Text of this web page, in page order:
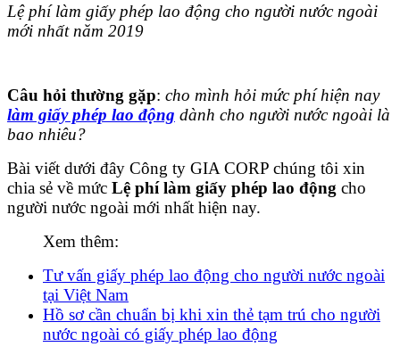
Lệ phí làm giấy phép lao động cho người nước ngoài
mới nhất năm 2019
Câu hỏi thường gặp: cho mình hỏi mức phí hiện nay
làm giấy phép lao động dành cho người nước ngoài là
bao nhiêu?
Bài viết dưới đây Công ty GIA CORP chúng tôi xin
chia sẻ về mức Lệ phí làm giấy phép lao động cho
người nước ngoài mới nhất hiện nay.
Xem thêm:
Tư vấn giấy phép lao động cho người nước ngoài
tại Việt Nam
Hồ sơ cần chuẩn bị khi xin thẻ tạm trú cho người
nước ngoài có giấy phép lao động